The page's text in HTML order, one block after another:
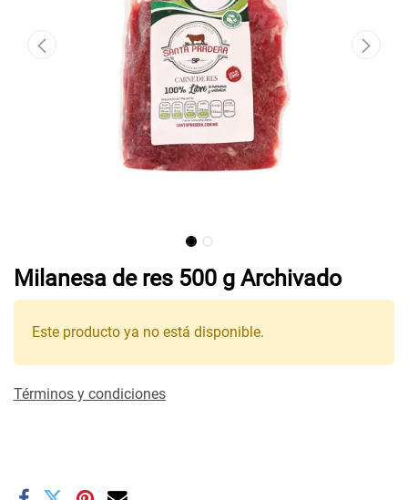
Milanesa de res 500 g Archivado
Este producto ya no está disponible.
Términos y condiciones